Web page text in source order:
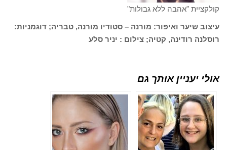
קולקציית "אהבה ללא גבולות"
עיצוב שיער ואיפור: מורנה – סטודיו מורנה, טבריה; דוגמניות:
רוסלנה רודינה, קטיה; צילום : יניר סלע
אולי יעניין אותך גם